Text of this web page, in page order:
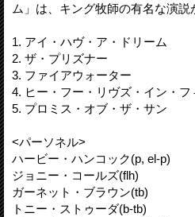
ム」は、キング牧師の有名な演説
1. アイ・ハヴ・ア・ドリーム
2. ザ・プリズナー
3. ファイアウォーター
4. ヒー・フー・リヴズ・イン・フ
5. プロミス・オブ・ザ・サン
<パーソネル>
ハービー・ハンコック(p, el-p)
ジョニー・コールズ(flh)
ガーネット・ブラウン(tb)
トニー・ストゥーダ(b-tb)